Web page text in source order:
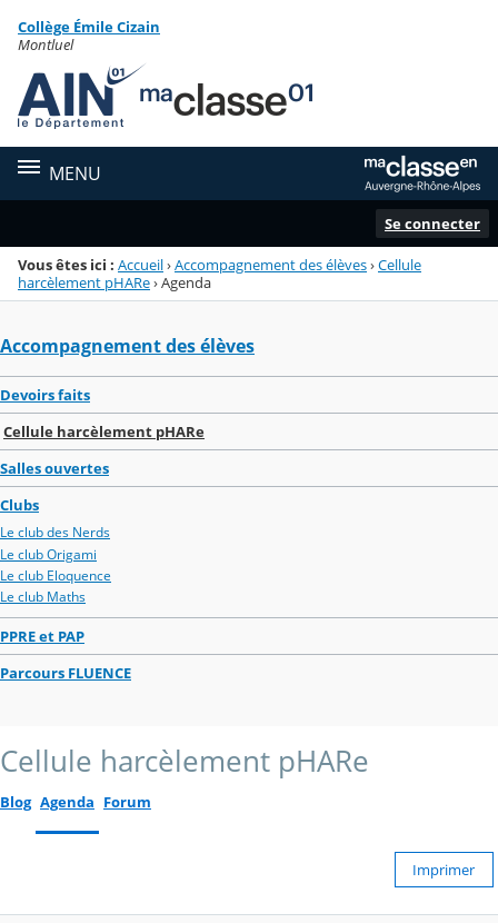
Menu de la rubrique
Contenu
Collège Émile Cizain
Montluel
MENU
Se connecter
Vous êtes ici : Accueil›Accompagnement des élèves›Cellule
harcèlement pHARe›Agenda
Accompagnement des élèves
Devoirs faits
Cellule harcèlement pHARe
Salles ouvertes
Clubs
Le club des Nerds
Le club Origami
Le club Eloquence
Le club Maths
PPRE et PAP
Parcours FLUENCE
Cellule harcèlement pHARe
Blog Agenda Forum
Imprimer